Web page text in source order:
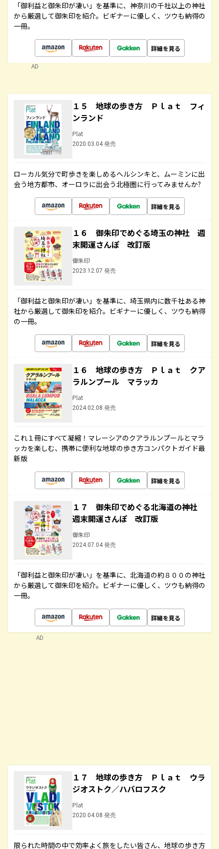
「御利益と御朱印が凄い」を基準に、神奈川の千社以上の神社
から厳選して御朱印を紹介。ビギナーに優しく、ツウも納得の
一冊。
詳細を見る
AD
１５ 地球の歩き方 Ｐｌａｔ フィ
ンランド
Plat
2020.03.04 発売
ローカル気分で町歩きを楽しめるヘルシンキと、ムーミンに出
会う地方都市、オーロラに出会う北極圏に行ってみませんか?
詳細を見る
１６ 御朱印でめぐる埼玉の神社 週
末開運さんぽ 改訂版
御朱印
2023.12.07 発売
「御利益と御朱印が凄い」を基準に、埼玉県内に数千社ある神
社から厳選して御朱印を紹介。ビギナーに優しく、ツウも納得
の一冊。
詳細を見る
１６ 地球の歩き方 Ｐｌａｔ クア
ラルンプール マラッカ
Plat
2024.02.08 発売
これ１冊にすべて凝縮！マレーシアのクアラルンプールとマラ
ッカを楽しむ、携帯に便利な地球の歩き方コンパクトガイド最
新版
詳細を見る
１７ 御朱印でめぐる北海道の神社
週末開運さんぽ 改訂版
御朱印
2024.07.04 発売
「御利益と御朱印が凄い」を基準に、北海道の約８００の神社
から厳選して御朱印を紹介。ビギナーに優しく、ツウも納得の
一冊。
詳細を見る
１７ 地球の歩き方 Ｐｌａｔ ウラ
ジオストク／ハバロフスク
Plat
2020.04.08 発売
限られた時間の中で効率よく旅をしたい皆さん、地球の歩き方
AD